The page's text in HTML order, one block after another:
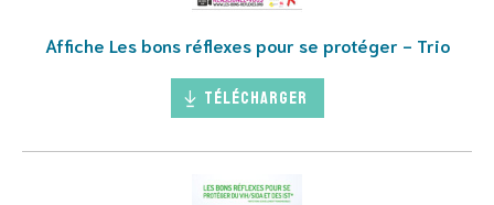
Affiche Les bons réflexes pour se protéger - Trio
Télécharger